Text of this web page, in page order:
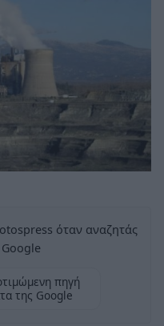
όταν αναζητάς
Google
πηγή
της Google